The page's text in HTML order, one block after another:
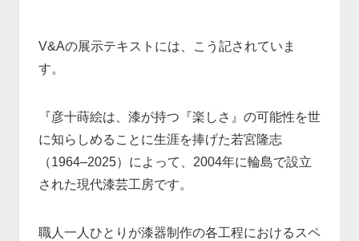
V&Aの展示テキストには、こう記されていま
す。
『彦十蒔絵は、漆が持つ『楽しさ』の可能性を世
に知らしめることに生涯を捧げた若宮隆志
（1964–2025）によって、2004年に輪島で設立
された現代漆芸工房です。
職人一人ひとりが漆器制作の各工程におけるスペ